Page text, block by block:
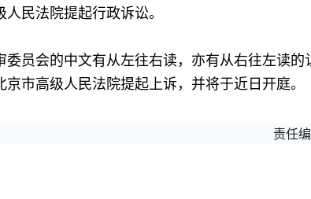
民法院提起行政诉讼。
会的中文有从左往右读，亦有从右往左读的
市高级人民法院提起上诉，并将于近日开庭。
责任